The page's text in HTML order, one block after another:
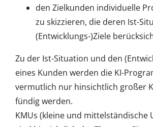
den Zielkunden individuelle
zu skizzieren, die deren Ist-
(Entwicklungs-)Ziele
Zu der Ist-Situation und den
eines Kunden werden die KI-
vermutlich nur hinsichtlich großer
fündig werden.
KMUs (kleine und mittelständische